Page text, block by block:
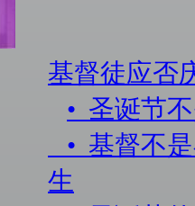
基督徒应否
• 圣诞节
• 基督不
生